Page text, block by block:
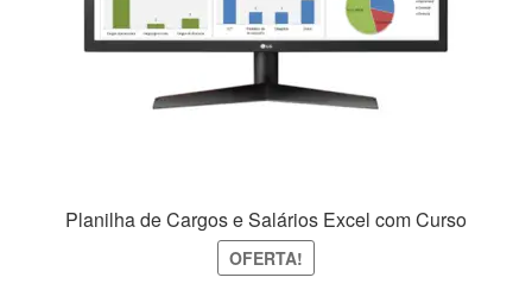
Planilha de Cargos e Salários Excel com Curso
OFERTA!